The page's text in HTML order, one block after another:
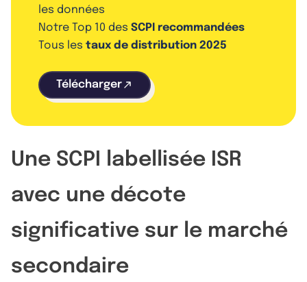
les données
Notre Top 10 des SCPI recommandées
Tous les taux de distribution 2025
Télécharger
Une SCPI labellisée ISR
avec une décote
significative sur le marché
secondaire